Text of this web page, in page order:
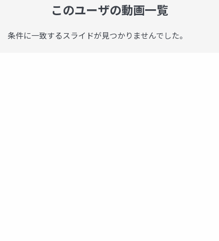
このユーザの動画一覧
条件に一致するスライドが見つかりませんでした。